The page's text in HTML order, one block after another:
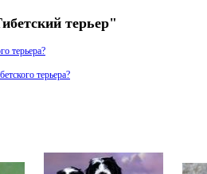
терьер"
терьера?
терьера?